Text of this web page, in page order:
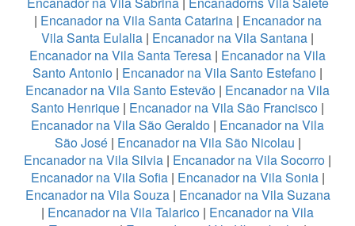
| Encanador na Vila Santa Catarina| Encanador na
Vila Santa Eulalia | Encanador na Vila Santana |
Encanador na Vila Santa Teresa | Encanador na Vila
Santo Antonio | Encanador na Vila Santo Estefano |
Encanador na Vila Santo Estevão | Encanador na Vila
Santo Henrique | Encanador na Vila São Francisco |
Encanador na Vila São Geraldo | Encanador na Vila
São José| Encanador na Vila São Nicolau |
Encanador na Vila Silvia | Encanador na Vila Socorro |
Encanador na Vila Sofia| Encanador na Vila Sonia|
Encanador na Vila Souza| Encanador na Vila Suzana
| Encanador na Vila Talarico | Encanador na Vila